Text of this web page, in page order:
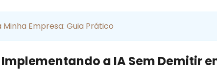
Empresa: Guia Prático
a IA Sem Demitir